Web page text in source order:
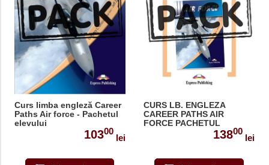
Curs limba engleză Career
Paths Air force - Pachetul
elevului
10300
lei
CURS LB. ENGLEZA
CAREER PATHS AIR
FORCE PACHETUL
PROFESORULUI CU
DIGIBOOK APP. ( MANUAL
PROFESORULUI ) 978-1-
13800
lei